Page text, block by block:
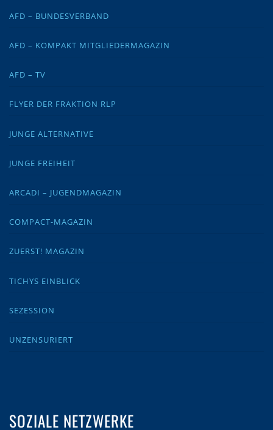
AFD – BUNDESVERBAND
AFD – KOMPAKT MITGLIEDERMAGAZIN
AFD – TV
FLYER DER FRAKTION RLP
JUNGE ALTERNATIVE
JUNGE FREIHEIT
ARCADI – JUGENDMAGAZIN
COMPACT-MAGAZIN
ZUERST! MAGAZIN
TICHYS EINBLICK
SEZESSION
UNZENSURIERT
SOZIALE NETZWERKE